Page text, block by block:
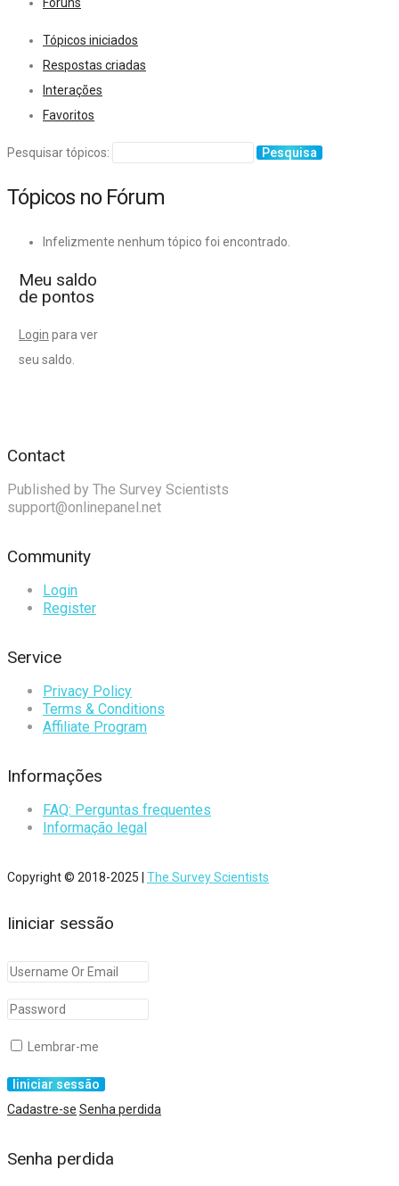
Tópicos iniciados
Respostas criadas
Interações
Favoritos
Pesquisar tópicos:
Tópicos no Fórum
Infelizmente nenhum tópico foi encontrado.
Meu saldo
de pontos
Login para ver
seu saldo.
Contact
Published by The Survey Scientists
support@onlinepanel.net
Community
Login
Register
Service
Privacy Policy
Terms & Conditions
Affiliate Program
Informações
FAQ: Perguntas frequentes
Informação legal
Copyright © 2018-2025 | The Survey Scientists
Iiniciar sessão
Lembrar-me
Cadastre-se Senha perdida
Senha perdida